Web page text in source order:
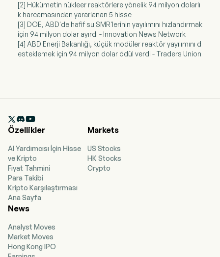
[2] Hükümetin nükleer reaktörlere yönelik 94 milyon dolarlı
k harcamasından yararlanan 5 hisse
[3] DOE, ABD'de hafif su SMR'lerinin yayılımını hızlandırmak
için 94 milyon dolar ayırdı - Innovation News Network
[4] ABD Enerji Bakanlığı, küçük modüler reaktör yayılımını d
esteklemek için 94 milyon dolar ödül verdi - Traders Union

Özellikler
AI Yardımcısı İçin Hisse
ve Kripto
Fiyat Tahmini
Para Takibi
Kripto Karşılaştırması
Ana Sayfa
Markets
US Stocks
HK Stocks
Crypto
News
Analyst Moves
Market Moves
Hong Kong IPO